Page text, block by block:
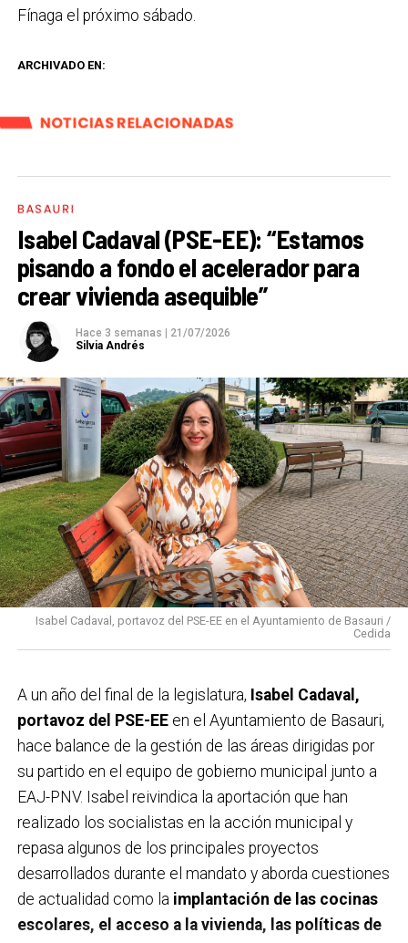
Fínaga el próximo sábado.
ARCHIVADO EN:
NOTICIAS RELACIONADAS
BASAURI
Isabel Cadaval (PSE-EE): “Estamos
pisando a fondo el acelerador para
crear vivienda asequible”
Hace 3 semanas
21/07/2026
Silvia Andrés
Isabel Cadaval, portavoz del PSE-EE en el Ayuntamiento de Basauri /
Cedida
A un año del final de la legislatura, Isabel Cadaval,
portavoz del PSE-EEen el Ayuntamiento de Basauri,
hace balance de la gestión de las áreas dirigidas por
su partido en el equipo de gobierno municipal junto a
EAJ-PNV. Isabel reivindica la aportación que han
realizado los socialistas en la acción municipal y
repasa algunos de los principales proyectos
desarrollados durante el mandato y aborda cuestiones
de actualidad como la implantación de las cocinas
escolares, el acceso a la vivienda, las políticas de